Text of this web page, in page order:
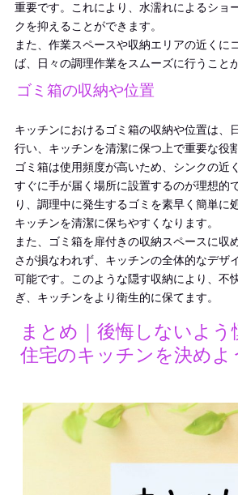
重要です。これにより、水濡れによるショ
クを抑えることができます。
また、作業スペースや収納エリアの近くに
ば、日々の調理作業をスムーズに行うこと
ゴミ箱の収納や位置
キッチンにおけるゴミ箱の収納や位置は、
行い、キッチンを清潔に保つ上で重要な役
ゴミ箱は使用頻度が高いため、シンクの近
すぐに手が届く場所に設置するのが理想的
り、調理中に発生するゴミを素早く簡単に
キッチンを清潔に保ちやすくなります。
また、ゴミ箱を扉付きの収納スペースに収
さが損なわれず、キッチンの全体的なデザ
可能です。このような隠す収納により、不
ぎ、キッチンをより衛生的に保てます。
まとめ｜後悔しないよう
住宅のキッチンを決めよ